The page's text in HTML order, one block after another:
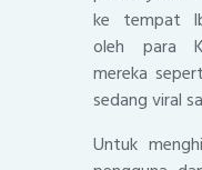
ke tempat
oleh para
mereka
sedang viral
Untuk